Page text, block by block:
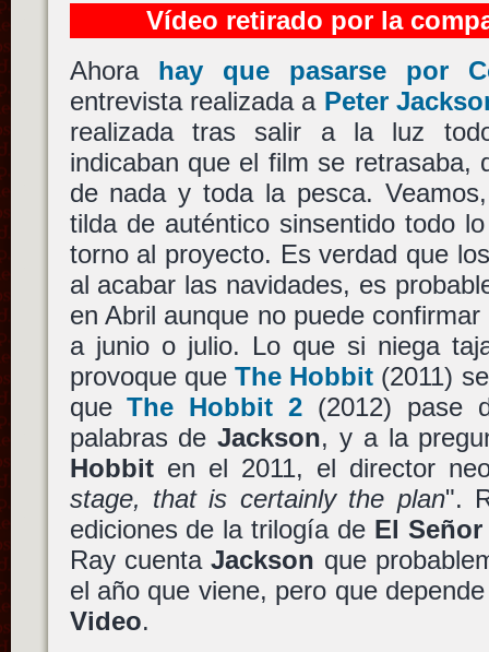
Vídeo retirado por la
Ahora hay que pasarse por
entrevista realizada a Peter
realizada tras salir a la luz
indicaban que el film se retrasaba,
de nada y toda la pesca.
tilda de auténtico sinsentido todo
torno al proyecto. Es verdad que
al acabar las navidades, es
en Abril aunque no puede
a junio o julio. Lo que si niega
provoque que The Hobbit (2011)
queThe Hobbit 2 (2012) pase
palabras deJackson, y a la
Hobbiten el 2011, el director
stage, that is certainly the plan".
ediciones de la trilogía de El
Ray cuentaJackson que
el año que viene, pero que
Video.